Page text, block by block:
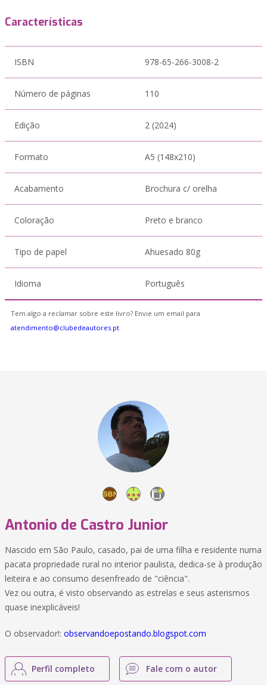
Características
ISBN 978-65-266-3008-2
Número de páginas 110
Edição 2 (2024)
Formato A5 (148x210)
Acabamento Brochura c/ orelha
Coloração Preto e branco
Tipo de papel Ahuesado 80g
Idioma Português
Tem algo a reclamar sobre este livro? Envie um email para
atendimento@clubedeautores.pt
Antonio de Castro Junior
Nascido em São Paulo, casado, pai de uma filha e residente numa
pacata propriedade rural no interior paulista, dedica-se à produção
leiteira e ao consumo desenfreado de "ciência".
Vez ou outra, é visto observando as estrelas e seus asterismos
quase inexplicáveis!
O observador!: observandoepostando.blogspot.com
Perfil completo Fale com o autor